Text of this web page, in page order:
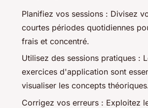
Planifiez vos sessions : Divisez
courtes périodes quotidiennes
frais et concentré.
Utilisez des sessions pratiques :
exercices d'application sont
visualiser les concepts
Corrigez vos erreurs : Exploitez